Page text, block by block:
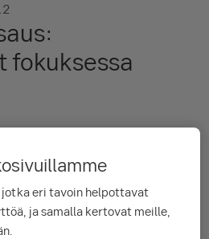
fokuksessa
Suurimmat
olivat Euroopan (EKP)
(FED), jotka ovat
ajureina.
eri tavoin helpottavat
ja samalla kertovat meille,